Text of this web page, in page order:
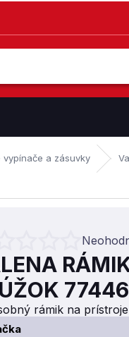
a zásuvky
hodnotenie produktu je
rámik na